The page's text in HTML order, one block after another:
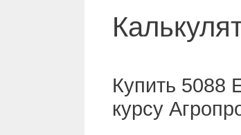
Купить 5088
курсу